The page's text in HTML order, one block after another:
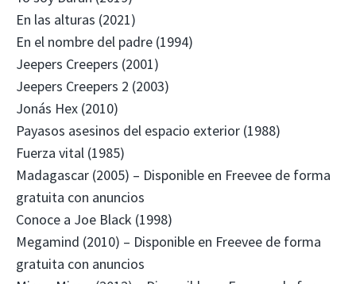
En las alturas (2021)
En el nombre del padre (1994)
Jeepers Creepers (2001)
Jeepers Creepers 2 (2003)
Jonás Hex (2010)
Payasos asesinos del espacio exterior (1988)
Fuerza vital (1985)
Madagascar (2005) – Disponible en Freevee de forma
gratuita con anuncios
Conoce a Joe Black (1998)
Megamind (2010) – Disponible en Freevee de forma
gratuita con anuncios